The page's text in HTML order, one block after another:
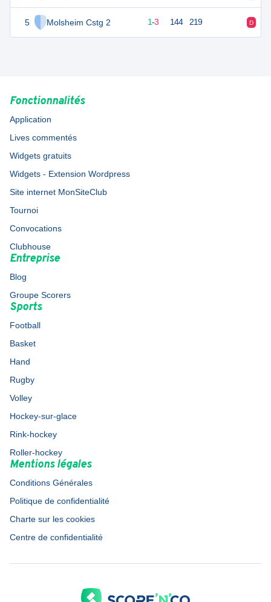
5 Molsheim Cstg 25 1-3 144 219 D
Fonctionnalités
Application
Lives commentés
Widgets gratuits
Widgets - Extension Wordpress
Site internet MonSiteClub
Tournoi
Convocations
Clubhouse
Entreprise
Blog
Groupe Scorers
Sports
Football
Basket
Hand
Rugby
Volley
Hockey-sur-glace
Rink-hockey
Roller-hockey
Mentions légales
Conditions Générales
Politique de confidentialité
Charte sur les cookies
Centre de confidentialité